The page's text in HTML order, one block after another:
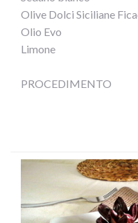
Olive Dolci Siciliane
Olio Evo
Limone
PROCEDIMENTO
pomodorini tagliati a
spremuta di limone,
mescolare il tutto e...